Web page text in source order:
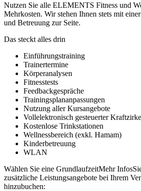
Nutzen Sie alle ELEMENTS Fitness und
Mehrkosten. Wir stehen Ihnen stets mit
und Betreuung zur Seite.
Das steckt alles drin
Einführungstraining
Trainertermine
Körperanalysen
Fitnesstests
Feedbackgespräche
Trainingsplananpassungen
Nutzung aller Kursangebote
Vollelektronisch gesteuerter
Kostenlose Trinkstationen
Wellnessbereich (exkl. Hamam)
Kinderbetreuung
WLAN
Wählen Sie eine GrundlaufzeitMehr Infos
zusätzliche Leistungsangebote bei Ihrem
hinzubuchen: